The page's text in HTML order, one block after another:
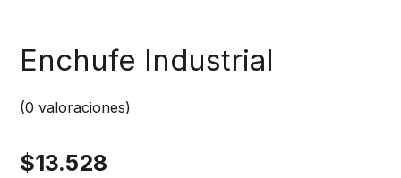
Enchufe Industrial
(0 valoraciones)
$13.528